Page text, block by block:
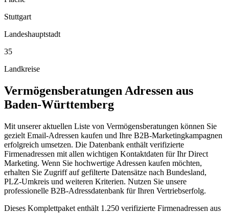
Stuttgart
Landeshauptstadt
35
Landkreise
Vermögensberatungen Adressen aus
Baden-Württemberg
Mit unserer aktuellen Liste von Vermögensberatungen können Sie
gezielt Email-Adressen kaufen und Ihre B2B-Marketingkampagnen
erfolgreich umsetzen. Die Datenbank enthält verifizierte
Firmenadressen mit allen wichtigen Kontaktdaten für Ihr Direct
Marketing. Wenn Sie hochwertige Adressen kaufen möchten,
erhalten Sie Zugriff auf gefilterte Datensätze nach Bundesland,
PLZ-Umkreis und weiteren Kriterien. Nutzen Sie unsere
professionelle B2B-Adressdatenbank für Ihren Vertriebserfolg.
Dieses Komplettpaket enthält 1.250 verifizierte Firmenadressen aus